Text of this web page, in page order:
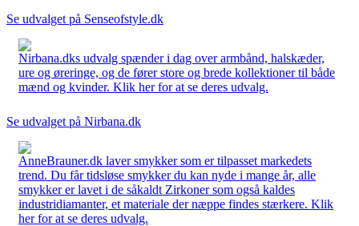
Se udvalget på Senseofstyle.dk
Nirbana.dks udvalg spænder i dag over armbånd, halskæder,
ure og øreringe, og de fører store og brede kollektioner til både
mænd og kvinder. Klik her for at se deres udvalg.
Se udvalget på Nirbana.dk
AnneBrauner.dk laver smykker som er tilpasset markedets
trend. Du får tidsløse smykker du kan nyde i mange år, alle
smykker er lavet i de såkaldt Zirkoner som også kaldes
industridiamanter, et materiale der næppe findes stærkere. Klik
her for at se deres udvalg.